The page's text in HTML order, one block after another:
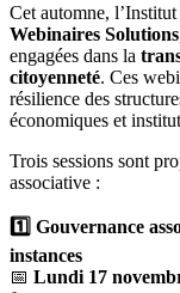
Cet automne,
Webinaires Solutions
engagées dans la
citoyenneté. Ces
résilience des
économiques et
Trois sessions sont
associative :
1️⃣ Gouvernance
instances
📅 Lundi 17